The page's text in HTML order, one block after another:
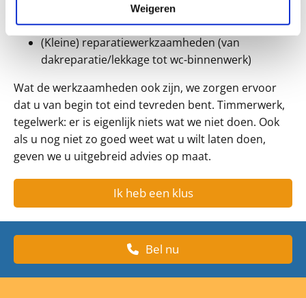
Weigeren
Ontstoppen van afvoerleidingen in huis
Installatiewerkzaamheden
(Kleine) reparatiewerkzaamheden (van
dakreparatie/lekkage tot wc-binnenwerk)
Wat de werkzaamheden ook zijn, we zorgen ervoor
dat u van begin tot eind tevreden bent. Timmerwerk,
tegelwerk: er is eigenlijk niets wat we niet doen. Ook
als u nog niet zo goed weet wat u wilt laten doen,
geven we u uitgebreid advies op maat.
Ik heb een klus
Bel nu